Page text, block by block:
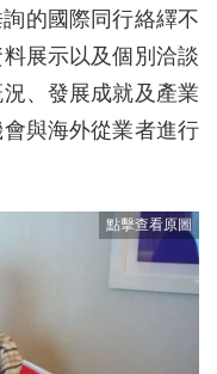
的國際同行絡繹不
展示以及個別洽談
、發展成就及產業
與海外從業者進行